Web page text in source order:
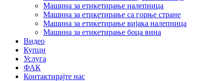
Машина за етикетирање налепница
Машина за етикетирање са горње стране
Машина за етикетирање вијака налепница
Машина за етикетирање боца вина
Видео
Купци
Услуга
ФАК
Контактирајте нас